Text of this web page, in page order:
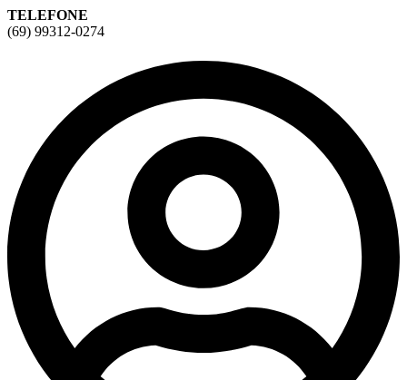
TELEFONE
(69) 99312-0274